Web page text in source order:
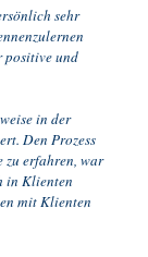
sehr
positive und
in der
Den Prozess
zu erfahren, war
in Klienten
mit Klienten